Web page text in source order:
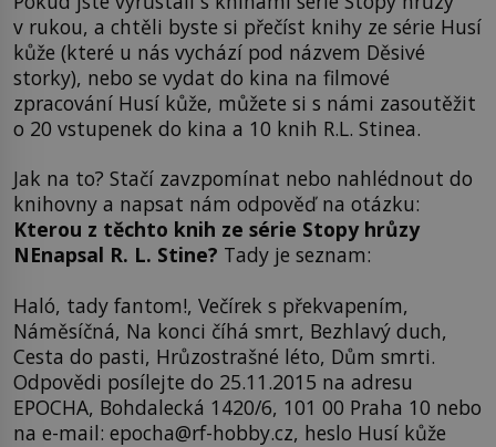
v rukou, a chtěli byste si přečíst knihy ze série Husí
kůže (které u nás vychází pod názvem Děsivé
storky), nebo se vydat do kina na filmové
zpracování Husí kůže, můžete si s námi zasoutěžit
o 20 vstupenek do kina a 10 knih R.L. Stinea.
Jak na to? Stačí zavzpomínat nebo nahlédnout do
knihovny a napsat nám odpověď na otázku:
Kterou z těchto knih ze série Stopy hrůzy
NEnapsal R. L. Stine? Tady je seznam:
Haló, tady fantom!, Večírek s překvapením,
Náměsíčná, Na konci číhá smrt, Bezhlavý duch,
Cesta do pasti, Hrůzostrašné léto, Dům smrti.
Odpovědi posílejte do 25.11.2015 na adresu
EPOCHA, Bohdalecká 1420/6, 101 00 Praha 10 nebo
na e-mail: epocha@rf-hobby.cz, heslo Husí kůže